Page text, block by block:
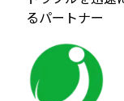
るパートナー